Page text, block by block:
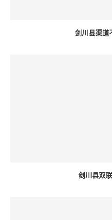
剑川县渠道
剑川县双